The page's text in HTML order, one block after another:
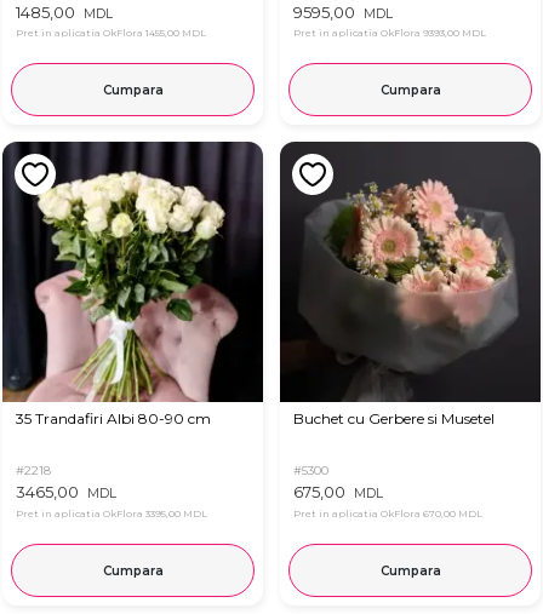
1485,00 MDL
Pret in aplicatia OkFlora 1455,00 MDL
Cumpara
9595,00 MDL
Pret in aplicatia OkFlora 9393,00 MDL
Cumpara
35 Trandafiri Albi 80-90 cm
#2218
3465,00 MDL
Pret in aplicatia OkFlora 3395,00 MDL
Cumpara
Buchet cu Gerbere si Musetel
#5300
675,00 MDL
Pret in aplicatia OkFlora 670,00 MDL
Cumpara